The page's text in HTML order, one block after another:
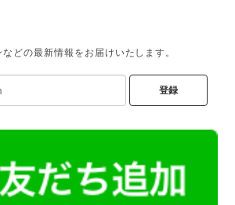
どの最新情報をお届けいたします。
登録